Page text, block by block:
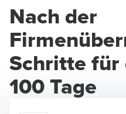
Nach der
Schritte für
100 Tage